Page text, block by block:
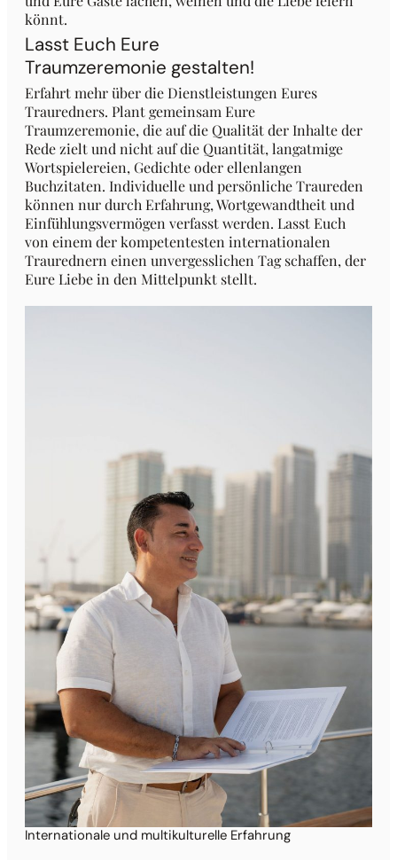
könnt.
Lasst Euch Eure
Traumzeremonie gestalten!
Erfahrt mehr über die Dienstleistungen Eures
Trauredners. Plant gemeinsam Eure
Traumzeremonie, die auf die Qualität der Inhalte der
Rede zielt und nicht auf die Quantität, langatmige
Wortspielereien, Gedichte oder ellenlangen
Buchzitaten. Individuelle und persönliche Traureden
können nur durch Erfahrung, Wortgewandtheit und
Einfühlungsvermögen verfasst werden. Lasst Euch
von einem der kompetentesten internationalen
Traurednern einen unvergesslichen Tag schaffen, der
Eure Liebe in den Mittelpunkt stellt.
Internationale und multikulturelle Erfahrung